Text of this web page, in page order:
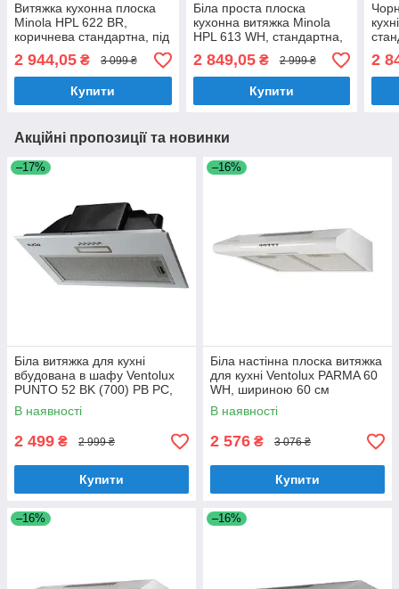
Витяжка кухонна плоска
Minola HPL 622 BR,
коричнева стандартна, під
навісну шафу, шириною
59,5 см
2 944,05 ₴ 3 099 ₴
Купити
Біла проста плоска
кухонна витяжка Minola
HPL 613 WH, стандартна,
під навісну шафу,
шириною 60 см
2 849,05₴ 2 999 ₴
Купити
50
2
Акційні пропозиції та новинки
–17%
Біла витяжка для кухні
вбудована в шафу Ventolux
PUNTO 52 BK (700) PB PC,
шириною 52 см
В наявності
2 499 ₴ 2 999 ₴
Купити
–16%
Біла настінна плоска витяжка
для кухні Ventolux PARMA 60
WH, шириною 60 см
В наявності
2 576 ₴ 3 076 ₴
Купити
–16% –16%